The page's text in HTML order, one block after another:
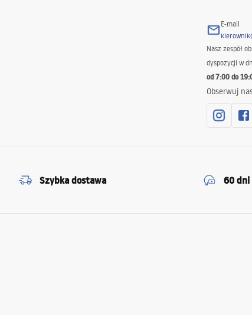
E-mail
Nasz zespół
dyspozycji w
od 7:00 do
Obserwuj
Szybka dostawa 60